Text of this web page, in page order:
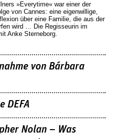
»Everytime« war einer der
von Cannes: eine eigenwillige,
über eine ­Familie, die aus der
wird … Die Regisseurin im
Anke Sterneborg.
von Bárbara
DEFA
Nolan – Was